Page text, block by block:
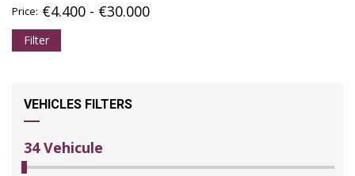
Price: €4.400 - €30.000
Filter
VEHICLES FILTERS
34 Vehicule